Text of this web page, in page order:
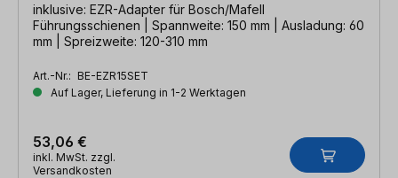
inklusive: EZR-Adapter für Bosch/Mafell
Führungsschienen | Spannweite: 150 mm | Ausladung: 60
mm | Spreizweite: 120-310 mm
Art.-Nr.: BE-EZR15SET
Auf Lager, Lieferung in 1-2 Werktagen
53,06 €
inkl. MwSt. zzgl.
Versandkosten